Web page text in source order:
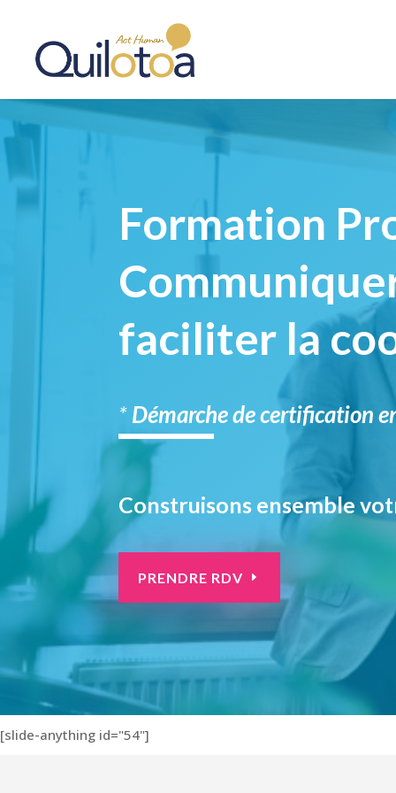
Formation
faciliter la
*Démarche de certification
Construisons ensemble
PRENDRE RDV
[slide-anything id="54"]